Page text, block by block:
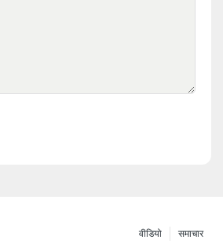
समाचार
वीडियो